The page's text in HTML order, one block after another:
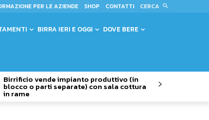
PER LE AZIENDE SHOP CONTATTI CERCA
BIRRA IERI E OGGI DOVE BERE
Birrificio vende impianto produttivo (in
blocco o parti separate) con sala cottura
in rame